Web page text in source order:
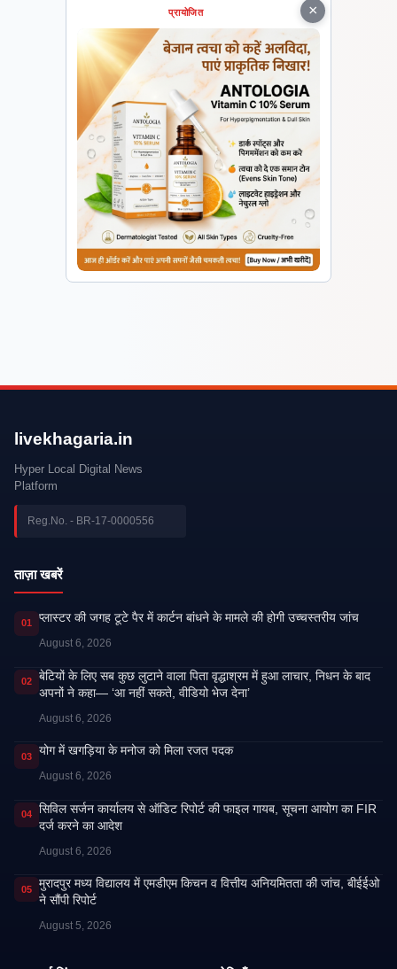
×
प्रायोजित
livekhagaria.in
Hyper Local Digital News
Platform
Reg.No. - BR-17-0000556
ताज़ा खबरें
01 प्लास्टर की जगह टूटे पैर में कार्टन बांधने के मामले की होगी उच्चस्तरीय जांच
August 6, 2026
02
बेटियों के लिए सब कुछ लुटाने वाला पिता वृद्धाश्रम में हुआ लाचार, निधन के बाद
अपनों ने कहा— ‘आ नहीं सकते, वीडियो भेज देना’
August 6, 2026
03 ​योग में खगड़िया के मनोज को मिला रजत पदक
August 6, 2026
04
सिविल सर्जन कार्यालय से ऑडिट रिपोर्ट की फाइल गायब, सूचना आयोग का FIR
दर्ज करने का आदेश
August 6, 2026
05
मुरादपुर मध्य विद्यालय में एमडीएम किचन व वित्तीय अनियमितता की जांच, बीईईओ
ने सौंपी रिपोर्ट
August 5, 2026